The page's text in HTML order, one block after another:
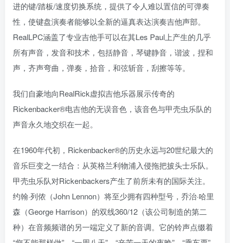
进的键/踏板/速度切换系统，提供了令人难以置信的可弹奏
性，使键盘演奏者能够以全新的逼真表达演奏吉他声部。
RealLPC涵盖了专业吉他手可以在其Les Paul上产生的几乎
所有声音，发音和技术，包括静音，琴键静音，谐波，捏和
声，齐声弯曲，弹奏，拾音，和弦斩音，刮擦等等。
我们自豪地向RealRick虚拟吉他乐器展示传奇的
Rickenbacker®电吉他的无误音色，该音色与甲壳虫乐队的
声音永久地交织在一起。
在1960年代初，Rickenbacker®的历史永远与20世纪最大的
音乐巨变之一结合：从英格兰利物浦入侵拖把披头士乐队。
甲壳虫乐队对Rickenbackers产生了前所未有的国际关注。
约翰·列侬（John Lennon）将至少拥有四种型号，乔治·哈里
森（George Harrison）的双线360/12（该公司制造的第二
种）在音频频谱的另一端定义了新的音调。它的铃声点缀着